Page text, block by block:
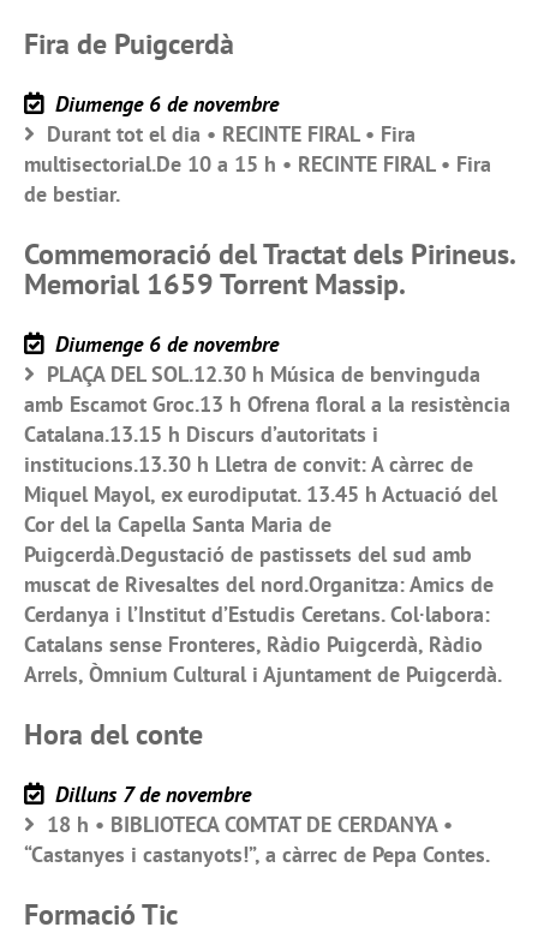
Fira de Puigcerdà
Diumenge 6 de novembre
Durant tot el dia • RECINTE FIRAL • Fira
multisectorial.De 10 a 15 h • RECINTE FIRAL • Fira
de bestiar.
Commemoració del Tractat dels Pirineus.
Memorial 1659 Torrent Massip.
Diumenge 6 de novembre
PLAÇA DEL SOL.12.30 h Música de benvinguda
amb Escamot Groc.13 h Ofrena floral a la resistència
Catalana.13.15 h Discurs d’autoritats i
institucions.13.30 h Lletra de convit: A càrrec de
Miquel Mayol, ex eurodiputat. 13.45 h Actuació del
Cor del la Capella Santa Maria de
Puigcerdà.Degustació de pastissets del sud amb
muscat de Rivesaltes del nord.Organitza: Amics de
Cerdanya i l’Institut d’Estudis Ceretans. Col·labora:
Catalans sense Fronteres, Ràdio Puigcerdà, Ràdio
Arrels, Òmnium Cultural i Ajuntament de Puigcerdà.
Hora del conte
Dilluns 7 de novembre
18 h • BIBLIOTECA COMTAT DE CERDANYA •
“Castanyes i castanyots!”, a càrrec de Pepa Contes.
Formació Tic